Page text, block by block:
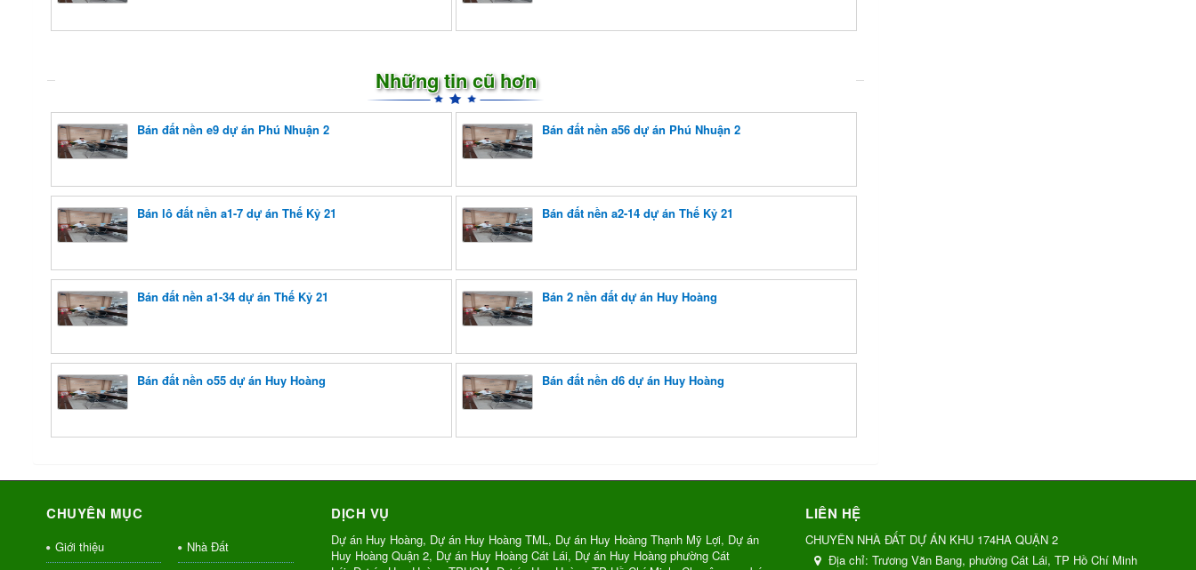
Những tin cũ hơn
Bán đất nền e9 dự án Phú Nhuận 2 Bán đất nền a56 dự án Phú Nhuận 2
Bán lô đất nền a1-7 dự án Thế Kỷ 21 Bán đất nền a2-14 dự án Thế Kỷ 21
Bán đất nền a1-34 dự án Thế Kỷ 21 Bán 2 nền đất dự án Huy Hoàng
Bán đất nền o55 dự án Huy Hoàng Bán đất nền d6 dự án Huy Hoàng
CHUYÊN MỤC
Giới thiệu
Nhà Đất
DỊCH VỤ
Dự án Huy Hoàng, Dự án Huy Hoàng TML, Dự án Huy Hoàng Thạnh Mỹ Lợi, Dự án
Huy Hoàng Quận 2, Dự án Huy Hoàng Cát Lái, Dự án Huy Hoàng phường Cát
LIÊN HỆ
CHUYÊN NHÀ ĐẤT DỰ ÁN KHU 174HA QUẬN 2
Địa chỉ:Trương Văn Bang, phường Cát Lái, TP Hồ Chí Minh